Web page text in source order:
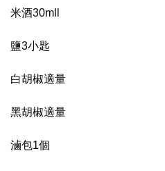
米酒30mll
鹽3小匙
白胡椒適量
黑胡椒適量
滷包1個